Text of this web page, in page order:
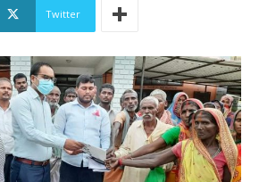
Twitter